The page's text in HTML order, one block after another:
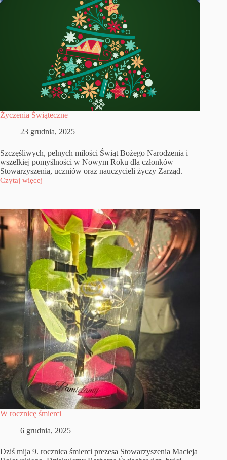
Życzenia Świąteczne
23 grudnia, 2025
Szczęśliwych, pełnych miłości Świąt Bożego Narodzenia i
wszelkiej pomyślności w Nowym Roku dla członków
Stowarzyszenia, uczniów oraz nauczycieli życzy Zarząd.
Czytaj więcej
Życzenia
W rocznicę śmierci
6 grudnia, 2025
Dziś mija 9. rocznica śmierci prezesa Stowarzyszenia Macieja